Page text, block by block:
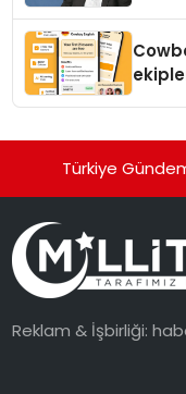
Türkiye
Reklam & İşbirliği: